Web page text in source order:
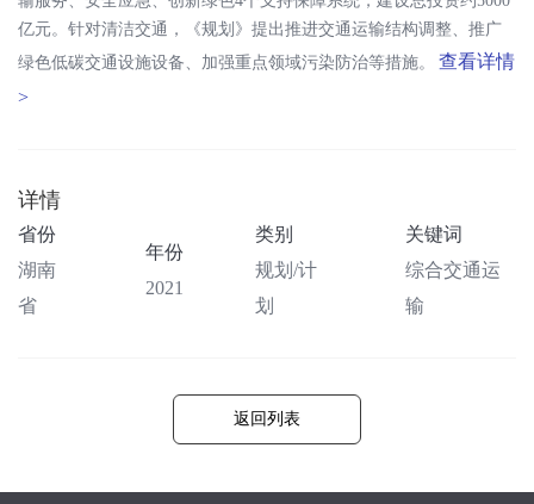
亿元。针对清洁交通，《规划》提出推进交通运输结构调整、推广
绿色低碳交通设施设备、加强重点领域污染防治等措施。
查看详情
>
详情
省份
湖南
省
年份
2021
类别
规划/计
划
关键词
综合交通运
输
返回列表